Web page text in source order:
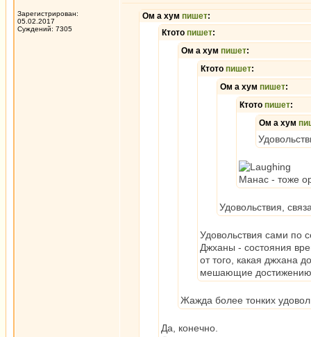
Зарегистрирован:
05.02.2017
Суждений: 7305
Ом а хум пишет:
Ктото пишет:
Ом а хум пишет:
Ктото пишет:
Ом а хум пишет:
Ктото пишет:
Ом а хум
Манас - тоже
Удовольствия,
Удовольствия сами по
Джханы - состояния
от того, какая джхана
мешающие
Жажда более тонких
Да, конечно.